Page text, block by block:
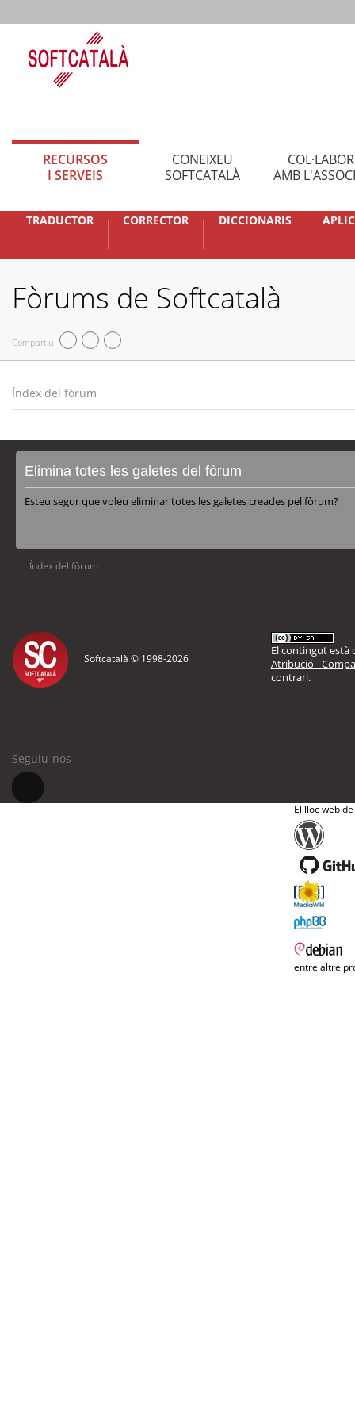
RECURSOS
I SERVEIS
CONEIXEU
SOFTCATALÀ
AMB
TRADUCTOR CORRECTOR DICCIONARIS
Fòrums de Softcatalà
Compartiu
Índex del fòrum
Elimina totes les galetes del fòrum
Esteu segur que voleu eliminar totes les galetes creades pel fòrum?
Índex del fòrum
Softcatalà © 1998-2026
El contingut està
Atribució -
contrari.
Seguiu-nos
El lloc web
entre altre